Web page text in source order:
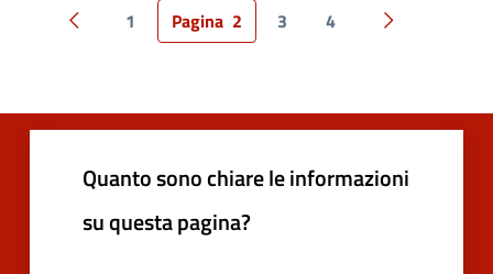
Pagina precedente
1 Pagina 2 3 4 Pagina
Quanto sono chiare le informazioni
su questa pagina?